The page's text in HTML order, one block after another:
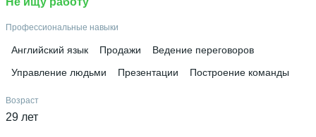
Профессиональные навыки
Английский язык Продажи
Ведение переговоров
Управление людьми
Презентации Построение команды
Возраст
29 лет